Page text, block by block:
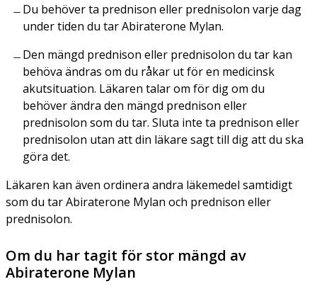
Du behöver ta prednison eller prednisolon varje dag
under tiden du tar Abiraterone Mylan.
Den mängd prednison eller prednisolon du tar kan
behöva ändras om du råkar ut för en medicinsk
akutsituation. Läkaren talar om för dig om du
behöver ändra den mängd prednison eller
prednisolon som du tar. Sluta inte ta prednison eller
prednisolon utan att din läkare sagt till dig att du ska
göra det.
Läkaren kan även ordinera andra läkemedel samtidigt
som du tar Abiraterone Mylan och prednison eller
prednisolon.
Om du har tagit för stor mängd av
Abiraterone Mylan